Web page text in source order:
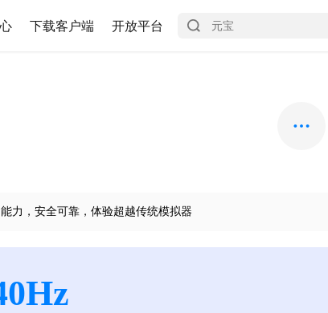
下载客户端 开放平台
力，安全可靠，体验超越传统模拟器